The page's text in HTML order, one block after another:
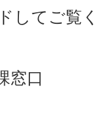
してご覧
窓口